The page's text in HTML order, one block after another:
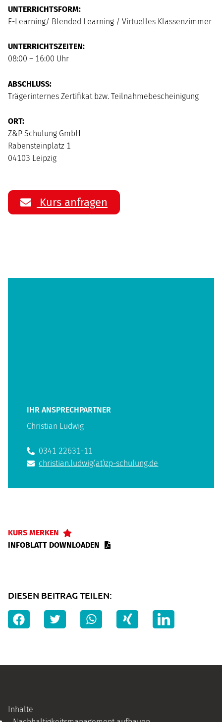
UNTERRICHTSFORM:
E-Learning/ Blended Learning / Virtuelles Klassenzimmer
UNTERRICHTSZEITEN:
08:00 – 16:00 Uhr
ABSCHLUSS:
Trägerinternes Zertifikat bzw. Teilnahmebescheinigung
ORT:
Z&P Schulung GmbH
Rabensteinplatz 1
04103 Leipzig
Kurs anfragen
IHR ANSPRECHPARTNER
Christian Ludwig
0341 22631-11
christian.ludwig(at)zp-schulung.de
KURS MERKEN
INFOBLATT DOWNLOADEN
DIESEN BEITRAG TEILEN:
Inhalte